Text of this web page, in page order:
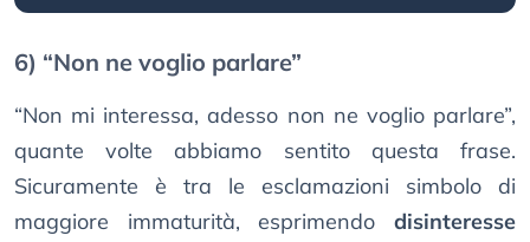
6) “Non ne voglio parlare”
“Non mi interessa, adesso non ne voglio parlare”,
quante volte abbiamo sentito questa frase.
Sicuramente è tra le esclamazioni simbolo di
maggiore immaturità, esprimendo disinteresse